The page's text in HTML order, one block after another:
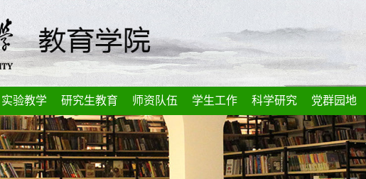
实验教学 研究生教育 师资队伍 学生工作 科学研究 党群园地